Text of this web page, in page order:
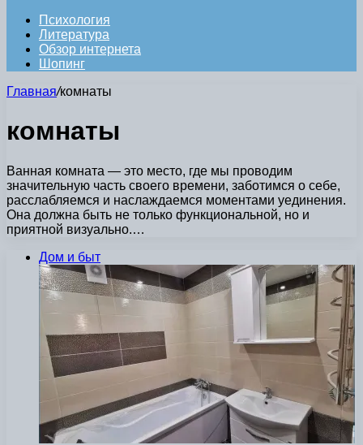
Психология
Литература
Обзор интернета
Шопинг
Главная/комнаты
комнаты
Ванная комната — это место, где мы проводим
значительную часть своего времени, заботимся о себе,
расслабляемся и наслаждаемся моментами уединения.
Она должна быть не только функциональной, но и
приятной визуально.…
Дом и быт